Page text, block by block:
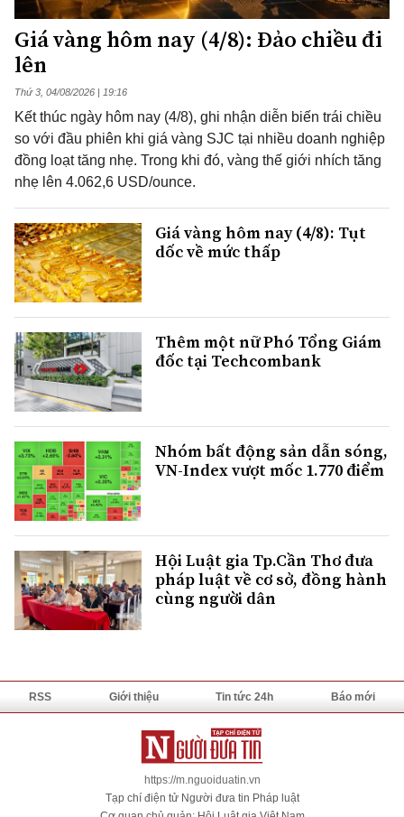
Giá vàng hôm nay (4/8): Đảo chiều đi
lên
Thứ 3, 04/08/2026 | 19:16
Kết thúc ngày hôm nay (4/8), ghi nhận diễn biến trái chiều
so với đầu phiên khi giá vàng SJC tại nhiều doanh nghiệp
đồng loạt tăng nhẹ. Trong khi đó, vàng thế giới nhích tăng
nhẹ lên 4.062,6 USD/ounce.
Giá vàng hôm nay (4/8): Tụt
dốc về mức thấp
Thêm một nữ Phó Tổng Giám
đốc tại Techcombank
Nhóm bất động sản dẫn sóng,
VN-Index vượt mốc 1.770 điểm
Hội Luật gia Tp.Cần Thơ đưa
pháp luật về cơ sở, đồng hành
cùng người dân
RSS Giới thiệu Tin tức 24h Báo mới
https://m.nguoiduatin.vn
Tạp chí điện tử Người đưa tin Pháp luật